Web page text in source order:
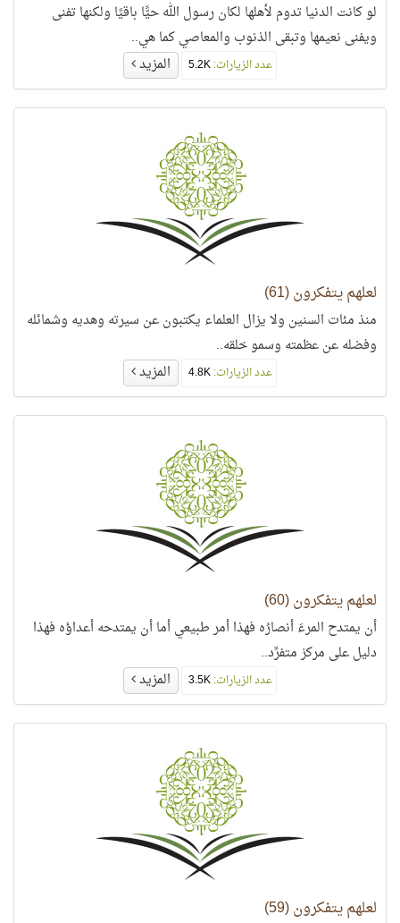
لو كانت الدنيا تدوم لأهلها لكان رسول الله حيًّا باقيًا ولكنها تفنى
ويفنى نعيمها وتبقى الذنوب والمعاصي كما هي..
عدد الزيارات: المزيد
لعلهم يتفكرون (61)
منذ مئات السنين ولا يزال العلماء يكتبون عن سيرته وهديه وشمائله
وفضله عن عظمته وسمو خلقه..
عدد الزيارات: المزيد
لعلهم يتفكرون (60)
أن يمتدح المرءَ أنصارُه فهذا أمر طبيعي أما أن يمتدحه أعداؤه فهذا
دليل على مركز متفرِّد..
عدد الزيارات: المزيد
لعلهم يتفكرون (59)